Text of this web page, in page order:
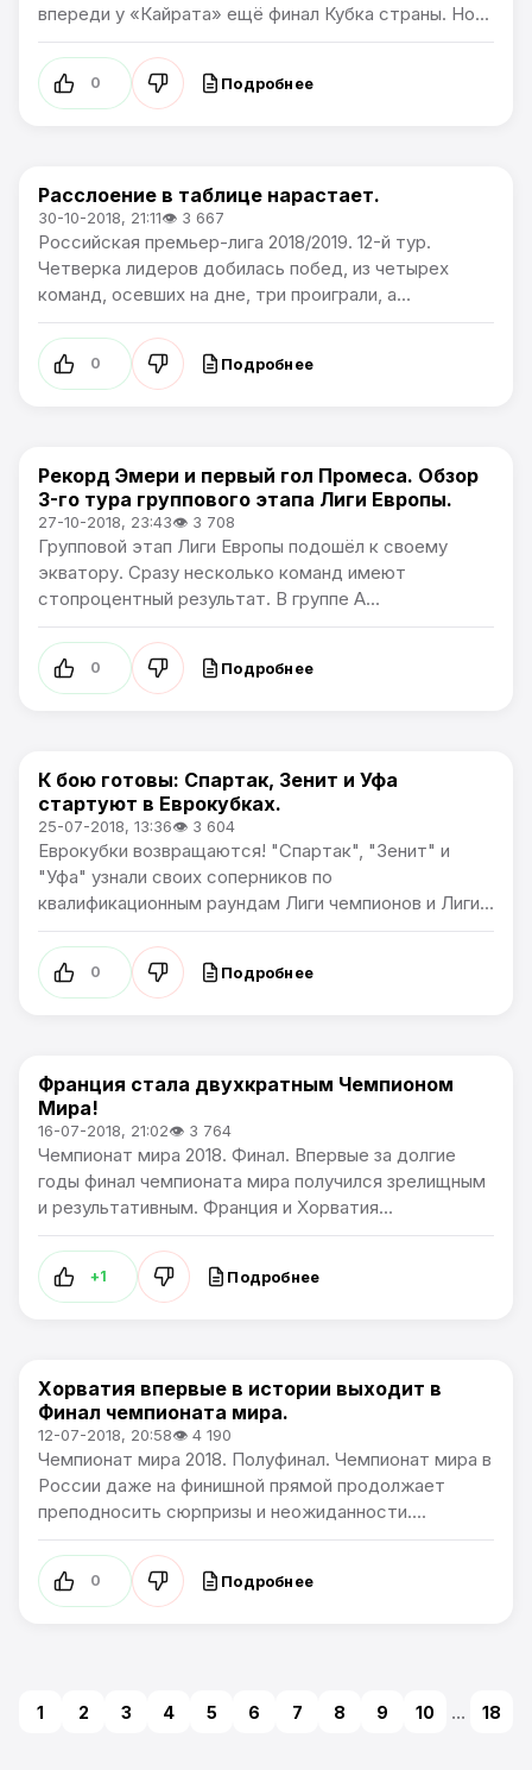
впереди у «Кайрата» ещё финал Кубка страны. Но...
0 Подробнее
Премьер лига
Расслоение в таблице нарастает.
30-10-2018, 21:11👁 3 667
Российская премьер-лига 2018/2019. 12-й тур.
Четверка лидеров добилась побед, из четырех
команд, осевших на дне, три проиграли, а...
0 Подробнее
Лига Европы
Рекорд Эмери и первый гол Промеса. Обзор
3-го тура группового этапа Лиги Европы.
27-10-2018, 23:43👁 3 708
Групповой этап Лиги Европы подошёл к своему
экватору. Сразу несколько команд имеют
стопроцентный результат. В группе А...
0 Подробнее
Лига чемпионов / Лига Европы
К бою готовы: Спартак, Зенит и Уфа
стартуют в Еврокубках.
25-07-2018, 13:36👁 3 604
Еврокубки возвращаются! "Спартак", "Зенит" и
"Уфа" узнали своих соперников по
квалификационным раундам Лиги чемпионов и Лиги...
0 Подробнее
Чемпионат Мира
Франция стала двухкратным Чемпионом
Мира!
16-07-2018, 21:02👁 3 764
Чемпионат мира 2018. Финал. Впервые за долгие
годы финал чемпионата мира получился зрелищным
и результативным. Франция и Хорватия...
+1 Подробнее
Чемпионат Мира
Хорватия впервые в истории выходит в
Финал чемпионата мира.
12-07-2018, 20:58👁 4 190
Чемпионат мира 2018. Полуфинал. Чемпионат мира в
России даже на финишной прямой продолжает
преподносить сюрпризы и неожиданности....
0 Подробнее
1 2 3 4 5 6 7 8 9 10 ... 18